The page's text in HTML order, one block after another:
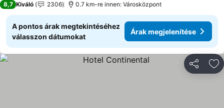
8,7 Kiváló 2306 0.7 km-re innen: Városközpont
A pontos árak megtekintéséhez
válasszon dátumokat
Árak megjelenítése